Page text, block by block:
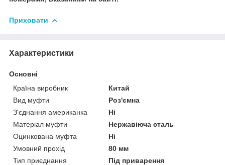
Приховати
Характеристики
Основні
Країна виробник
Китай
Вид муфти
Роз'ємна
З'єднання американка
Ні
Матеріал муфти
Нержавіюча сталь
Оцинкована муфта
Ні
Умовний прохід
80 мм
Тип приєднання
Під приварення